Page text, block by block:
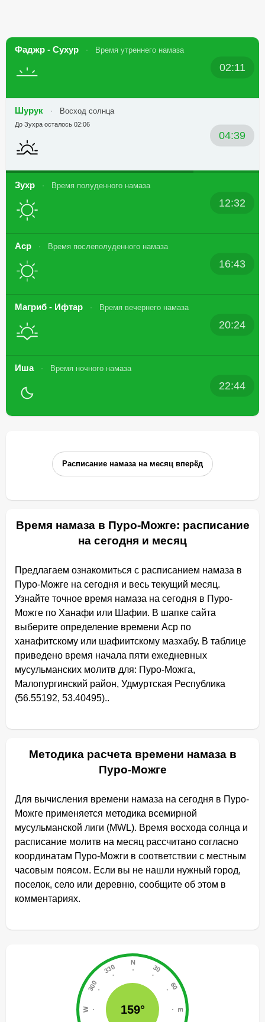
Фаджр - Сухур Время утреннего намаза
02:11
Шурук Восход солнца
04:39
До Зухра осталось 02:06
Зухр Время полуденного намаза
12:32
Аср Время послеполуденного намаза
16:43
Магриб - Ифтар Время вечернего намаза
20:24
Иша Время ночного намаза
22:44
Расписание намаза на месяц вперёд
Время намаза в Пуро-Можге: расписание
на сегодня и месяц
Предлагаем ознакомиться с расписанием намаза в
Пуро-Можге на сегодня и весь текущий месяц.
Узнайте точное время намаза на сегодня в Пуро-
Можге по Ханафи или Шафии. В шапке сайта
выберите определение времени Аср по
ханафитскому или шафиитскому мазхабу. В таблице
приведено время начала пяти ежедневных
мусульманских молитв для: Пуро-Можга,
Малопургинский район, Удмуртская Республика
(56.55192, 53.40495)..
Методика расчета времени намаза в
Пуро-Можге
Для вычисления времени намаза на сегодня в Пуро-
Можге применяется методика всемирной
мусульманской лиги (MWL). Время восхода солнца и
расписание молитв на месяц рассчитано согласно
координатам Пуро-Можги в соответствии с местным
часовым поясом. Если вы не нашли нужный город,
поселок, село или деревню, сообщите об этом в
комментариях.
159°